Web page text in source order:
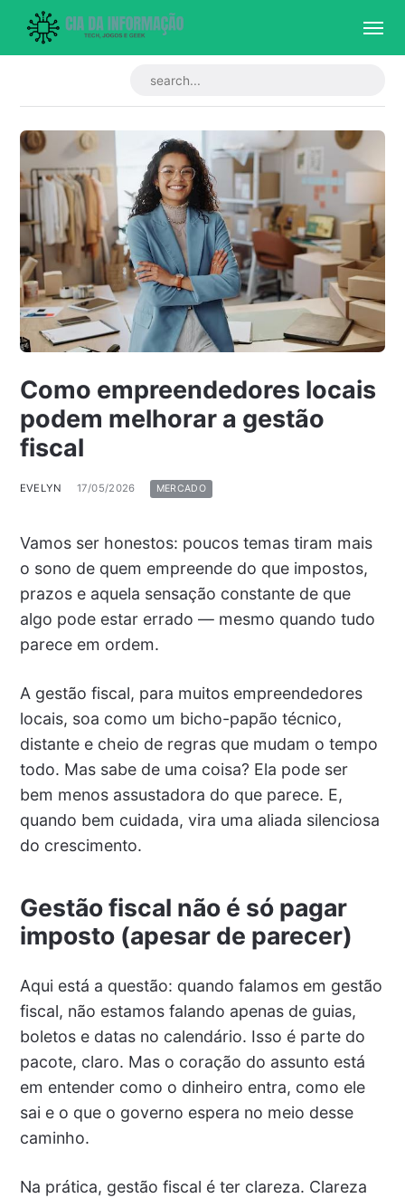
Como empreendedores locais
podem melhorar a gestão
fiscal
EVELYN 17/05/2026 MERCADO
Vamos ser honestos: poucos temas tiram mais
o sono de quem empreende do que impostos,
prazos e aquela sensação constante de que
algo pode estar errado — mesmo quando tudo
parece em ordem.
A gestão fiscal, para muitos empreendedores
locais, soa como um bicho-papão técnico,
distante e cheio de regras que mudam o tempo
todo. Mas sabe de uma coisa? Ela pode ser
bem menos assustadora do que parece. E,
quando bem cuidada, vira uma aliada silenciosa
do crescimento.
Gestão fiscal não é só pagar
imposto (apesar de parecer)
Aqui está a questão: quando falamos em gestão
fiscal, não estamos falando apenas de guias,
boletos e datas no calendário. Isso é parte do
pacote, claro. Mas o coração do assunto está
em entender como o dinheiro entra, como ele
sai e o que o governo espera no meio desse
caminho.
Na prática, gestão fiscal é ter clareza. Clareza